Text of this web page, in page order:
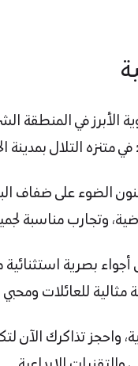
في المنطقة
الضوء على ضفاف
وتجارب مناسبة
بصرية
مثالية للعائلات
تذاكرك الآن